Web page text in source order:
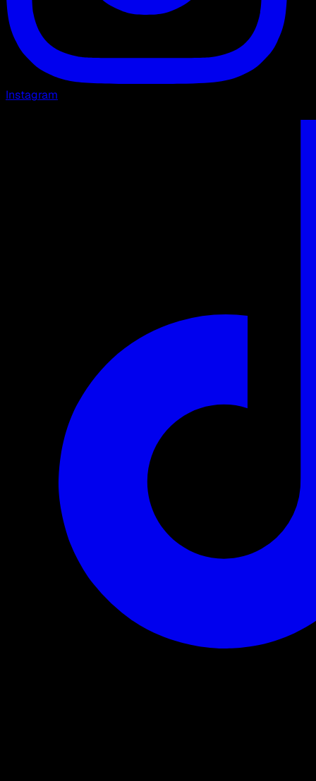
Instagram